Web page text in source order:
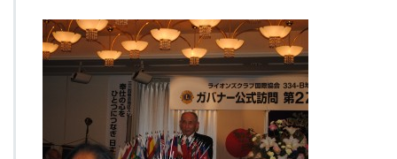
ナ
ー
公
式
訪
問
第
２